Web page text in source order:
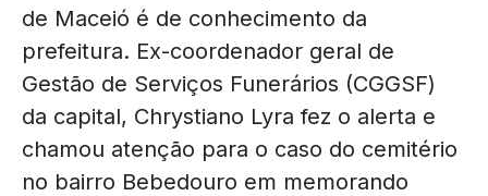
de Maceió é de conhecimento da
prefeitura. Ex-coordenador geral de
Gestão de Serviços Funerários (CGGSF)
da capital, Chrystiano Lyra fez o alerta e
chamou atenção para o caso do cemitério
no bairro Bebedouro em memorando